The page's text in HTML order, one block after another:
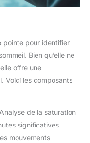
pointe pour identifier
Bien qu’elle ne
offre une
Voici les composants
Analyse de la saturation
significatives.
mouvements